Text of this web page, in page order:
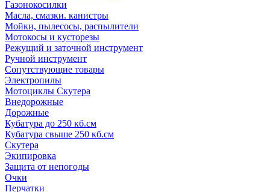
Газонокосилки
Масла, смазки. канистры
Мойки, пылесосы, распылители
Мотокосы и кусторезы
Режущий и заточной инструмент
Ручной инструмент
Сопутствующие товары
Электропилы
Мотоциклы Скутера
Внедорожные
Дорожные
Кубатура до 250 кб.см
Кубатура свыше 250 кб.см
Скутера
Экипировка
Защита от непогоды
Очки
Перчатки